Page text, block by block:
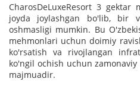
CharosDeLuxeResort 3
joyda joylashgan bo'lib, bir
oshmasligi mumkin. Bu
mehmonlari uchun doimiy
ko'rsatish va rivojlangan
ko'ngil ochish uchun
majmuadir.